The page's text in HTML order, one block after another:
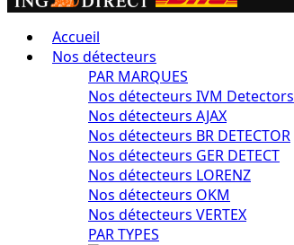
Accueil
Nos détecteurs
PAR MARQUES
Nos détecteurs IVM Detectors
Nos détecteurs AJAX
Nos détecteurs BR DETECTOR
Nos détecteurs GER DETECT
Nos détecteurs LORENZ
Nos détecteurs OKM
Nos détecteurs VERTEX
PAR TYPES